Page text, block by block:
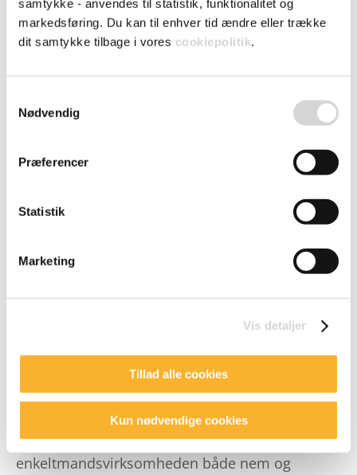
samtykke - anvendes til statistik, funktionalitet og
markedsføring. Du kan til enhver tid ændre eller trække
dit samtykke tilbage i vores cookiepolitik.
Nødvendig
Præferencer
Statistik
Marketing
Vis detaljer
Tillad alle cookies
Kun nødvendige cookies
digitaliseres og opbevares sikkert, så du altid
har styr på dokumentationen. zExpense matcher
transaktioner, hvilket minimerer fejl og sparer
tid. På den måde får du en effektiv og
overskuelig digital bilagshåndtering, der lever
håndtere dem digitalt med ZeBons løsning
. zInvoice sikrer, at kreditorfakturaer
modtages, godkendes og bogføres digitalt, så
du får en samlet og effektiv håndtering af alle
virksomhedens udgifter – helt i tråd med
Gør udgiftshåndtering i
enkeltmandsvirksomheden nemt
med vores app
Med en app til udlæg bliver udgiftshåndtering i
enkeltmandsvirksomheden både nem og